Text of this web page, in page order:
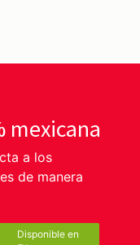
mexicana
a los
de manera
Disponible en